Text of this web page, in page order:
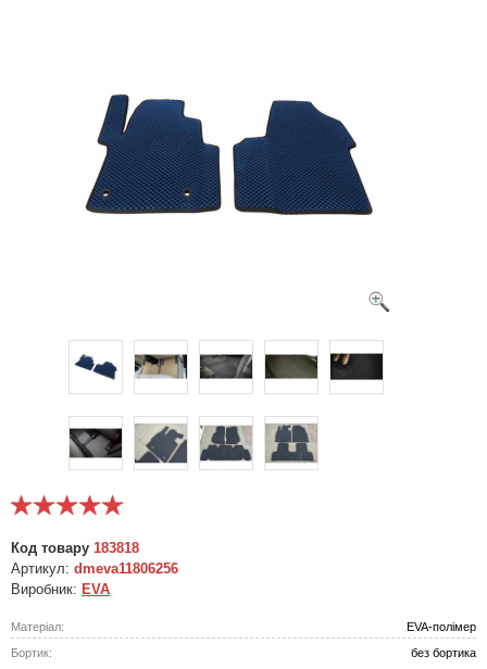
Код товару 183818
Артикул: dmeva11806256
Виробник: EVA
Матеріал:
EVA-полімер
Бортик:
без бортика